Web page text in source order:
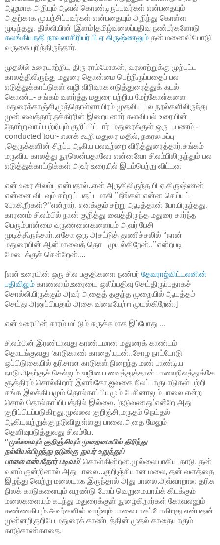
ஆழமாக அறியும் ஆவல் கொண்டிருப்பவர்கள் என்பதையும்
அதற்காக முயற்சிப்பவர்கள் என்பதையும் அறிந்து கொள்ள
முடிந்தது. தில்லியின் [இளம்]தமிழ்வலைப்பதிவு நண்பர்களோடு
கலங்கியநதி நாவலாசிரியர் பி ஏ கிருஷ்ணனும் தன் மனைவியோடு
வருகை புரிந்திருந்தார்.
முதலில் உரையாற்றிய திரு ராம்மோகன், வரலாற்றுக்கு முற்பட்ட
காலத்திலிருந்து மதுரை தொன்மை பெற்றிருப்பதைப் பல
எடுத்துக்காட்டுகள் வழி விரிவாக எடுத்துரைத்துக் கடல்
கொண்ட- சங்கம் வளர்த்த மதுரை பற்றிய மேற்கோள்களை
மதுரைக்காஞ்சி,முத்தொள்ளாயிரம் முதலிய பல நூல்களிலிருந்து
முன் வைத்தார்.நக்கீரரின் இறையனார் களவியல் உரையின்
தோற்றுவாய் பற்றியும் குறிப்பிட்டார். மதுரைக்குள் ஒரு பயணம் -
conducted tour- எனக் கூறி மதுரை மதில், நகரமைப்பு
,தெருக்களின் சிறப்பு ஆகிய பலவற்றை விரித்துரைத்தார்.சங்கம்
மருவிய காலத்து நூலென்பதாலோ என்னவோ சிலம்பிலிருந்தும் பல
எடுத்துக்காட்டுக்கள் அவர் உரையில் இடம்பெற்று விட்டன
என் உரை சிலம்பு என்பதால்..என் அருகிலிருந்த பி ஏ கிருஷ்ணன்
என்னை விடவும் சற்றுப் பதட்டமாகி ’’நீங்கள் என்ன செய்யப்
போகிறீர்கள்?’’என்றார். எனக்கும் சற்று ஆடித்தான் போயிருந்தது.
காரணம் சிலம்பில் நான் குறித்து வைத்திருந்த மதுரை சார்ந்த
பெரும்பான்மை வருணனைகளையும் அவர் பேசி
முடித்திருந்தார்..ஏதோ ஒரு அசட்டுத் துணிச்சலில் ‘’நான்
மதுரையின் ஆன்மாவைத் தொட முயல்கிறேன்..’’என்றபடி
மேடைக்குச் சென்றேன்....
[என் உரையின் ஒரு சில பகுதிகளை நண்பர் தேவராஜ்விட்டலனின்
பதிவிலும் காணலாம்.உரையை ஒலிப்பதிவு செய்திருப்பதாகச்
சொல்லியிருக்கும் அவர் அதைத் தகுந்த முறையில் ஆயத்தம்
செய்து அனுப்பியதும் அதை வலையேற்ற முயல்கிறேன்.]
என் உரையின் சாரம் மட்டும் சுருக்கமாக இப்போது ...
சிலம்பின் இரண்டாவது காண்டமான மதுரைக் காண்டம்
தொடங்குவது ‘காடுகாண் காதை’யுடன்..சோழ நாட்டோடு
ஒப்பிடுகையில் தரிசான காடுகள் நிறைந்த மண் பாண்டிய
நாடு.அதற்குச் செல்லும் வழியை வைத்துத்தான் பாலைநிலத்துக்கே
சூத்திரம் சொல்கிறார் இளங்கோ.ஐவகை நிலப்பாகுபாடுகள் பற்றி
சங்க இலக்கியமும் தொல்காப்பியமும் பேசினாலும் பாலை என்ற
சொல் தொல்காப்பியத்தில் இல்லை. ‘நடுவணது’என்றே அது
குறிப்பிடப்படுகிறது.முல்லை குறிஞ்சி,மருதம் நெய்தல்
ஆகியவற்றுக்கு நடுவிலுள்ளது பாலை.அதை மேலும்
தெளிவுபடுத்துவது சிலம்பே.
‘’முல்லையும் குறிஞ்சியும் முறைமையில் திரிந்து
நல்லியல்பிழந்து நடுங்கு துயர் உறுத்துப்
பாலை என்பதோர் படிவம்’’கொள்கின்றன.முல்லையாகிய காடு, தன்
வளம் குன்றினால் அது பாலை...குறிஞ்சியான மலை, தன் வளத்தை
இழந்து வெற்று மலையாக இருந்தால் அது பாலை.அவ்வாறான தரிசு
நிலக் காடுகளையும் வறண்டு போய் வெறுமையாய்க் கிடக்கும்
மலைகளையும் கடந்து மதுரைக்குள் நுழைகிறார்கள் கோவலனும்
கண்ணகியும்.அவர்களின் வாழ்வும் பாலையாகப்போகிறது என்பதன்
முன்னறிகுறியே மதுரைக் காண்டத்தின் முதல் காதையாகும்
காடுகாண்காதை.